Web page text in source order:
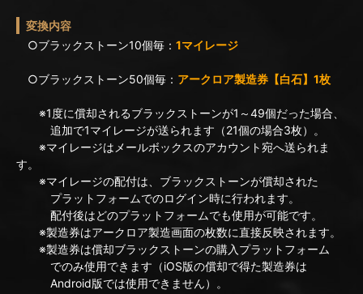
変換内容
○ブラックストーン10個毎： 1マイレージ
○ブラックストーン50個毎： アークロア製造券【白石】1枚
※1度に償却されるブラックストーンが1～49個だった場合、
追加で1マイレージが送られます（21個の場合3枚）。
※マイレージはメールボックスのアカウント宛へ送られま
す。
※マイレージの配付は、ブラックストーンが償却された
プラットフォームでのログイン時に行われます。
配付後はどのプラットフォームでも使用が可能です。
※製造券はアークロア製造画面の枚数に直接反映されます。
※製造券は償却ブラックストーンの購入プラットフォーム
でのみ使用できます（iOS版の償却で得た製造券は
Android版では使用できません）。